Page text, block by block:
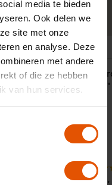
media te bieden
Ook delen we
site met onze
en analyse. Deze
met andere
of die ze hebben
van hun services.
op
"Eerlijk en
advertised!"
10 Door:
Robin,